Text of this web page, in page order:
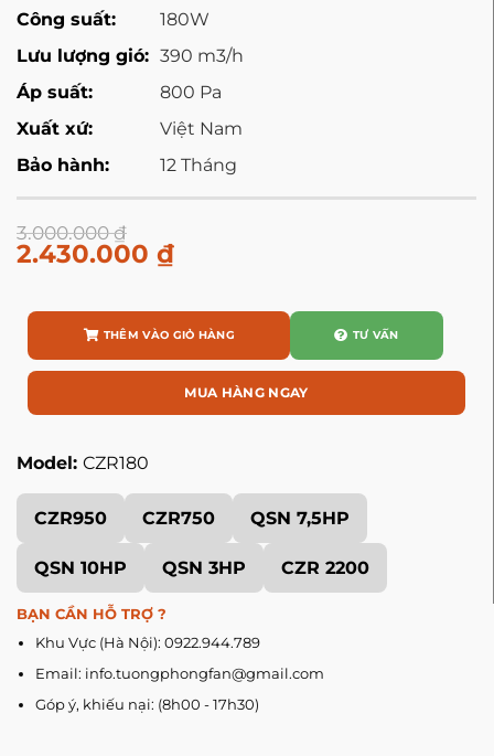
Công suất:
180W
Lưu lượng gió: 390 m3/h
Áp suất:
800 Pa
Xuất xứ:
Việt Nam
Bảo hành:
12 Tháng
3.000.000₫
2.430.000 ₫
THÊM VÀO GIỎ HÀNG
MUA HÀNG NGAY
TƯ VẤN
Model: CZR180
CZR950 CZR750 QSN 7,5HP
QSN 10HP QSN 3HP CZR 2200
BẠN CẦN HỖ TRỢ ?
Khu Vực (Hà Nội): 0922.944.789
Email: info.tuongphongfan@gmail.com
Góp ý, khiếu nại: (8h00 - 17h30)